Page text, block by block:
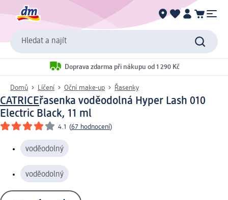
Hledat a najít
Doprava zdarma při nákupu od 1 290 Kč
Domů Líčení Oční make-up Řasenky
CATRICEřasenka voděodolná Hyper Lash 010
Electric Black, 11 ml
4.1 (67 hodnocení)
voděodolný
voděodolný